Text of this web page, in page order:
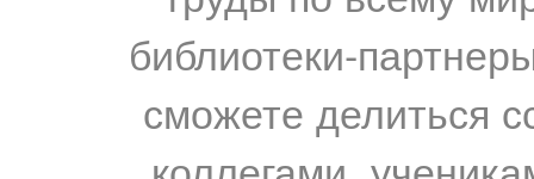
библиотеки-
сможете делиться